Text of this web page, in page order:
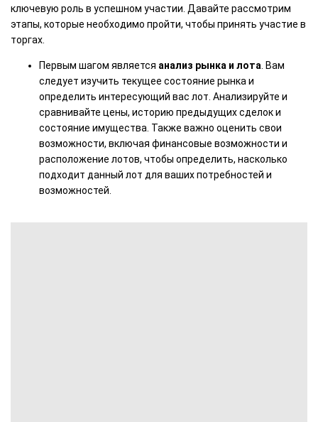
ключевую роль в успешном участии. Давайте рассмотрим
этапы, которые необходимо пройти, чтобы принять участие в
торгах.
Первым шагом является анализ рынка и лота. Вам
следует изучить текущее состояние рынка и
определить интересующий вас лот. Анализируйте и
сравнивайте цены, историю предыдущих сделок и
состояние имущества. Также важно оценить свои
возможности, включая финансовые возможности и
расположение лотов, чтобы определить, насколько
подходит данный лот для ваших потребностей и
возможностей.